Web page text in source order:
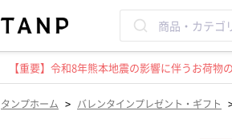
【重要】令和8年熊本地震の影響に伴うお荷
タンプホーム > バレンタインプレゼント・ギフト